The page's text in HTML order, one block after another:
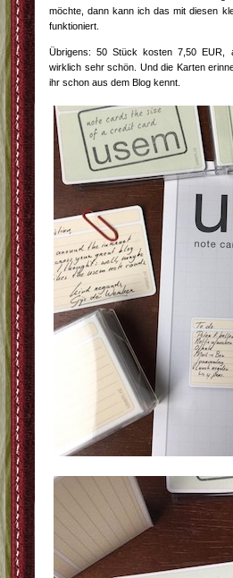
möchte, dann kann ich das mit diesen
funktioniert.
Übrigens: 50 Stück kosten 7,50 EUR,
wirklich sehr schön. Und die Karten
ihr schon aus dem Blog kennt.